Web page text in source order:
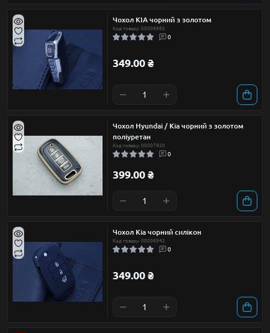
Чохол KIA чорний з золотом
Код товару: 00008882
0
349.00 ₴
Чохол Hyundai / Kia чорний з золотом
поліуретан
Код товару: 00007920
0
399.00 ₴
Чохол Kia чорний силікон
Код товару: 00008942
0
349.00 ₴